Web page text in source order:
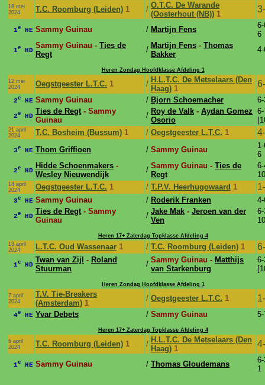
18 mei
2024
T.C. Roomburg (Leiden) 1 / O.T.C. De Warande
(Oosterhout (NB)) 1
1e HE Sammy Guinau / Martijn Fens
6
1e HD
Sammy Guinau - Ties de
Regt
/ Martijn Fens - Thomas
Bakker
Heren Zondag Hoofdklasse Afdeling 1
12 mei
2024
Oegstgeester L.T.C. 1 / H.L.T.C. De Metselaars (Den
Haag) 1
2e HE Sammy Guinau / Bjorn Schoemacher
2e HD
Ties de Regt- Sammy
Guinau
/ Roy de Valk - Aydan Gomez
Osorio
21 april
2024
T.C. Bosheim (Bussum) 1 / Oegstgeester L.T.C. 1
3e HE Thom Griffioen / Sammy Guinau
6
2e HD
Hidde Schoenmakers -
Wesley Nieuwendijk
/ Sammy Guinau - Ties de
Regt
14 april
2024
Oegstgeester L.T.C. 1 / T.P.V. Heerhugowaard 1
3e HE Sammy Guinau / Roderik Franken
2e HD
Ties de Regt- Sammy
Guinau
/ Jake Mak - Jeroen van der
Ven
Heren 17+ Zaterdag Topklasse Afdeling 4
13 april
2024
L.T.C. Oud Wassenaar 1 / T.C. Roomburg (Leiden) 1
1e HD
Twan van Zijl - Roland
Stuurman
/ Sammy Guinau - Matthijs
van Starkenburg
Heren Zondag Hoofdklasse Afdeling 1
7 april
2024
T.V. Tie-Breakers
(Amsterdam) 1
/ Oegstgeester L.T.C. 1
4e HE Yvar Debets / Sammy Guinau
Heren 17+ Zaterdag Topklasse Afdeling 4
6 april
2024
T.C. Roomburg (Leiden) 1 / H.L.T.C. De Metselaars (Den
Haag) 1
1e HE Sammy Guinau / Thomas Gloudemans
1